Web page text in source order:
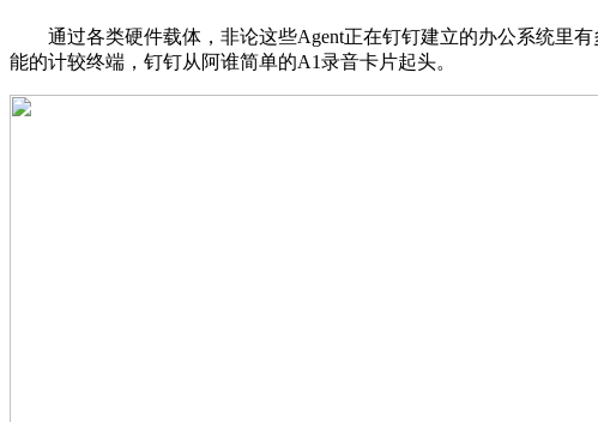
通过各类硬件载体，非论这些Agent正在钉钉建立的办公系统里有
能的计较终端，钉钉从阿谁简单的A1录音卡片起头。